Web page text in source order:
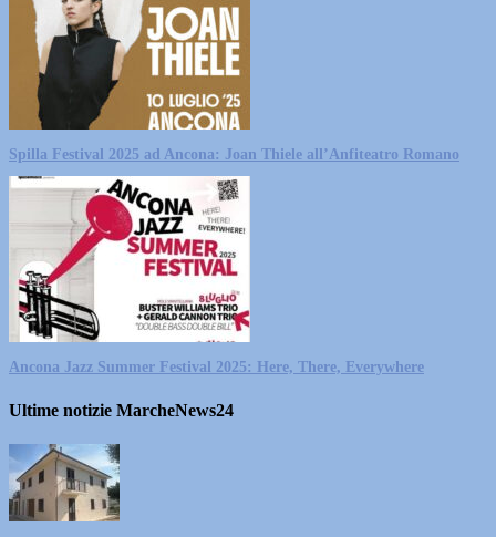
Spilla Festival 2025 ad Ancona: Joan Thiele all’Anfiteatro Romano
Ancona Jazz Summer Festival 2025: Here, There, Everywhere
Ultime notizie MarcheNews24